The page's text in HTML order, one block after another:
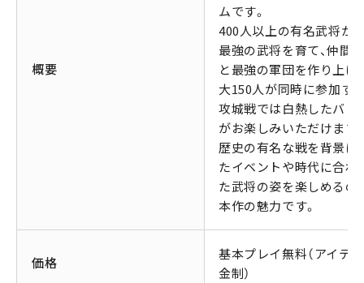
概要
ムです。
400人以上の有名武将か
最強の武将を育て、仲間
と最強の軍団を作り上げ
大150人が同時に参加す
攻城戦では白熱したバト
がお楽しみいただけます
歴史の有名な戦を背景に
たイベントや時代に合わ
た武将の姿を楽しめるの
本作の魅力です。
価格
基本プレイ無料（アイテ
金制）